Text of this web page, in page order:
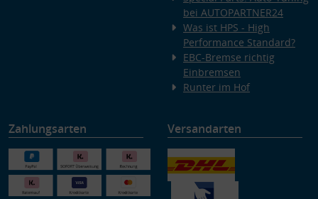
bei AUTOPARTNER24
Was ist HPS - High
Performance Standard?
EBC-Bremse richtig
Einbremsen
Runter im Hof
Zahlungsarten Versandarten